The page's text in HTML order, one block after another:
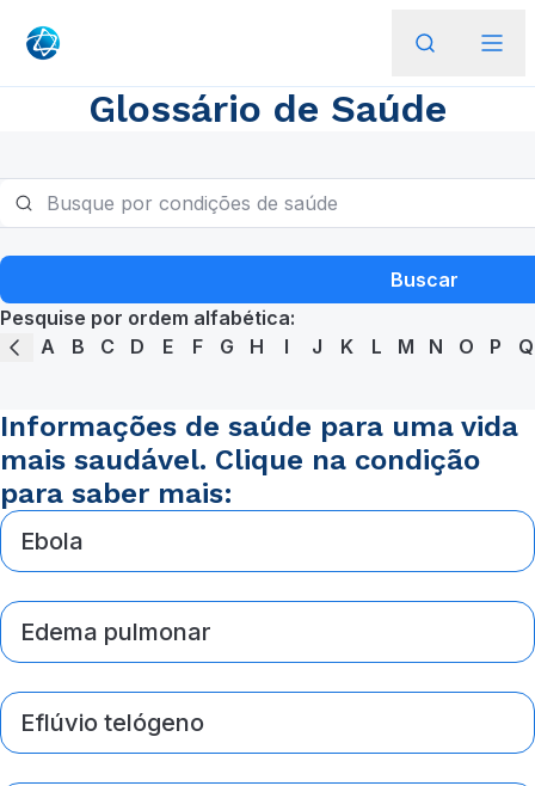
Glossário de Saúde
Buscar
Pesquise por ordem alfabética:
A
B C D E F G H I J K L M N O P Q
Informações de saúde para uma vida
mais saudável. Clique na condição
para saber mais:
Ebola
Edema pulmonar
Eflúvio telógeno